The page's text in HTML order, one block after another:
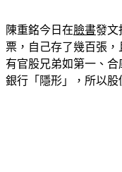
陳重銘今日在臉書發文
票，自己存了幾百張
有官股兄弟如第一、
銀行「隱形」，所以股